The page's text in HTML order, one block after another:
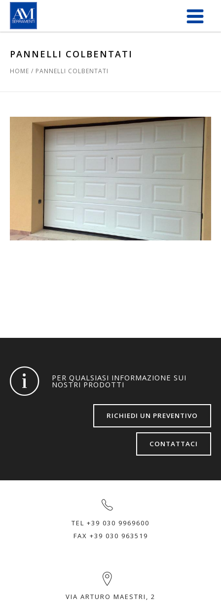
Salta al contenuto principale
PANNELLI COLBENTATI
HOME / PANNELLI COLBENTATI
PER QUALSIASI INFORMAZIONE SUI
NOSTRI PRODOTTI
RICHIEDI UN PREVENTIVO
CONTATTACI
TEL +39 030 9969600
FAX +39 030 963519
VIA ARTURO MAESTRI, 2